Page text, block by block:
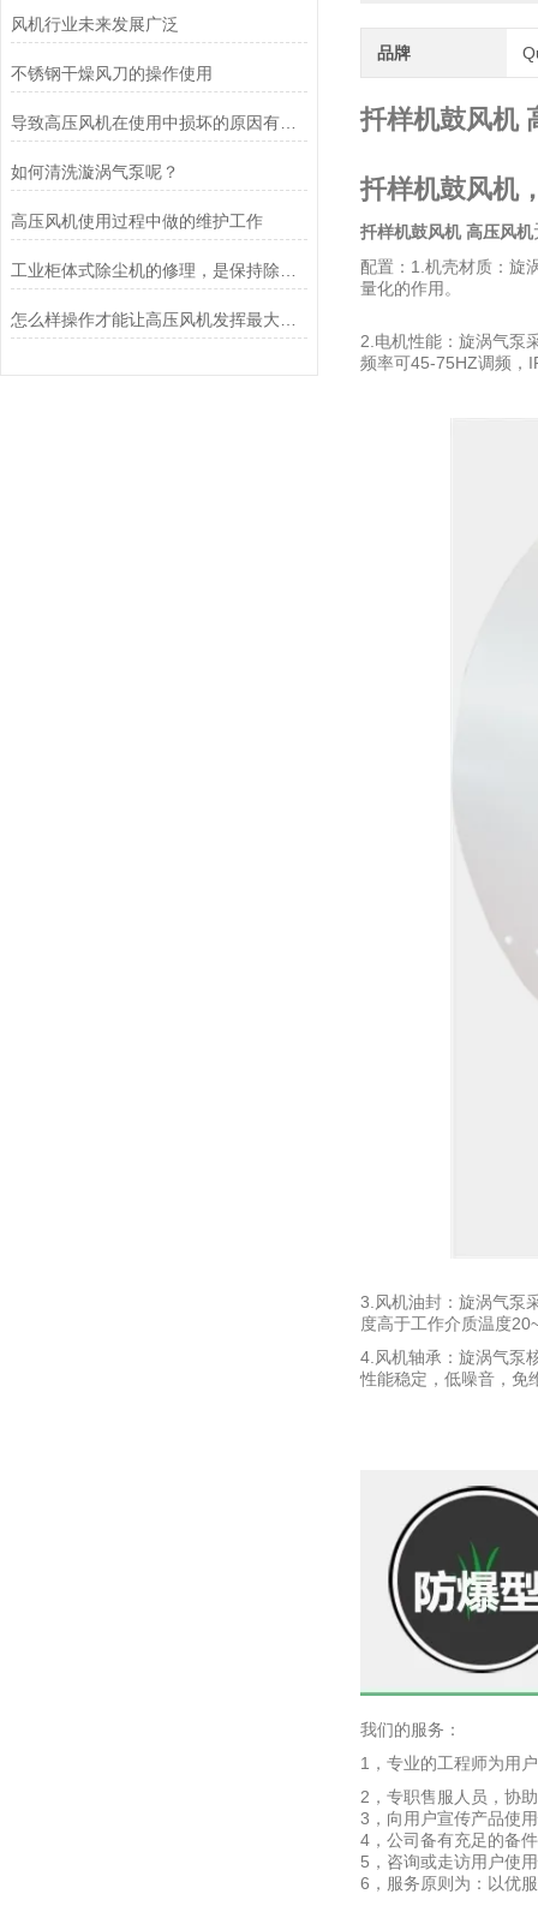
风机行业未来发展广泛
不锈钢干燥风刀的操作使用
导致高压风机在使用中损坏的原因有哪些
如何清洗漩涡气泵呢？
高压风机使用过程中做的维护工作
品牌
扦样机鼓风机
扦样机鼓风机
扦样机鼓风机 高压风机
配置：1.机壳材质：旋
量化的作用。
2.电机性能：旋涡气泵
频率可45-75HZ调频，
3.风机油封：旋涡气泵
度高于工作介质温度
4.风机轴承：旋涡气泵
性能稳定，低噪音，免
我们的服务：
1，专业的工程师为用
2，专职售服人员，协
3，向用户宣传产品使
4，公司备有充足的备
5，咨询或走访用户使
6，服务原则为：以优